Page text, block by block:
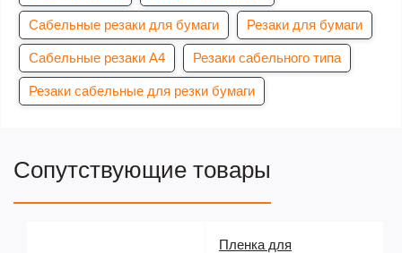
Сабельные резаки для бумаги Резаки для бумаги
Сабельные резаки А4 Резаки сабельного типа
Резаки сабельные для резки бумаги
Сопутствующие товары
Пленка для